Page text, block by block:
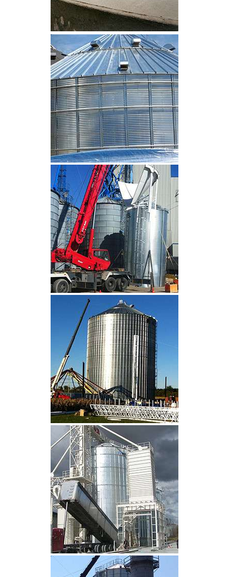
CLIQUEZ POUR AGRANDIR
CLIQUEZ POUR AGRANDIR
CLIQUEZ POUR AGRANDIR
CLIQUEZ POUR AGRANDIR
CLIQUEZ POUR AGRANDIR